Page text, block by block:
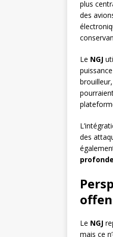
plus
des
Le NGJ
des
Le NGJ
mais ce